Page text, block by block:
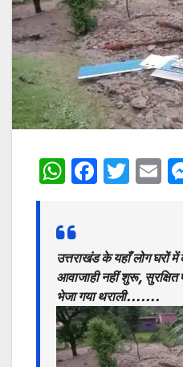
W
at
s
A
p
p
F
e
b
o
o
k
T
er
E
l
उत्तराखंड के यहाँ लोग घरों में
आवाजाही नहीं शुरू, सुरक्षित
भेजा गया थराली…….